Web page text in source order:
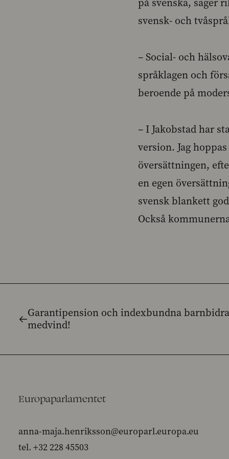
på svenska, säger
svensk- och
– Social- och
språklagen och
beroende på
– I Jakobstad har
version. Jag
översättningen,
en egen
svensk blankett
Också
Garantipension och indexbundna
medvind!
Europaparlamentet
anna-maja.henriksson@europarl.europa.eu
tel. +32 228 45503